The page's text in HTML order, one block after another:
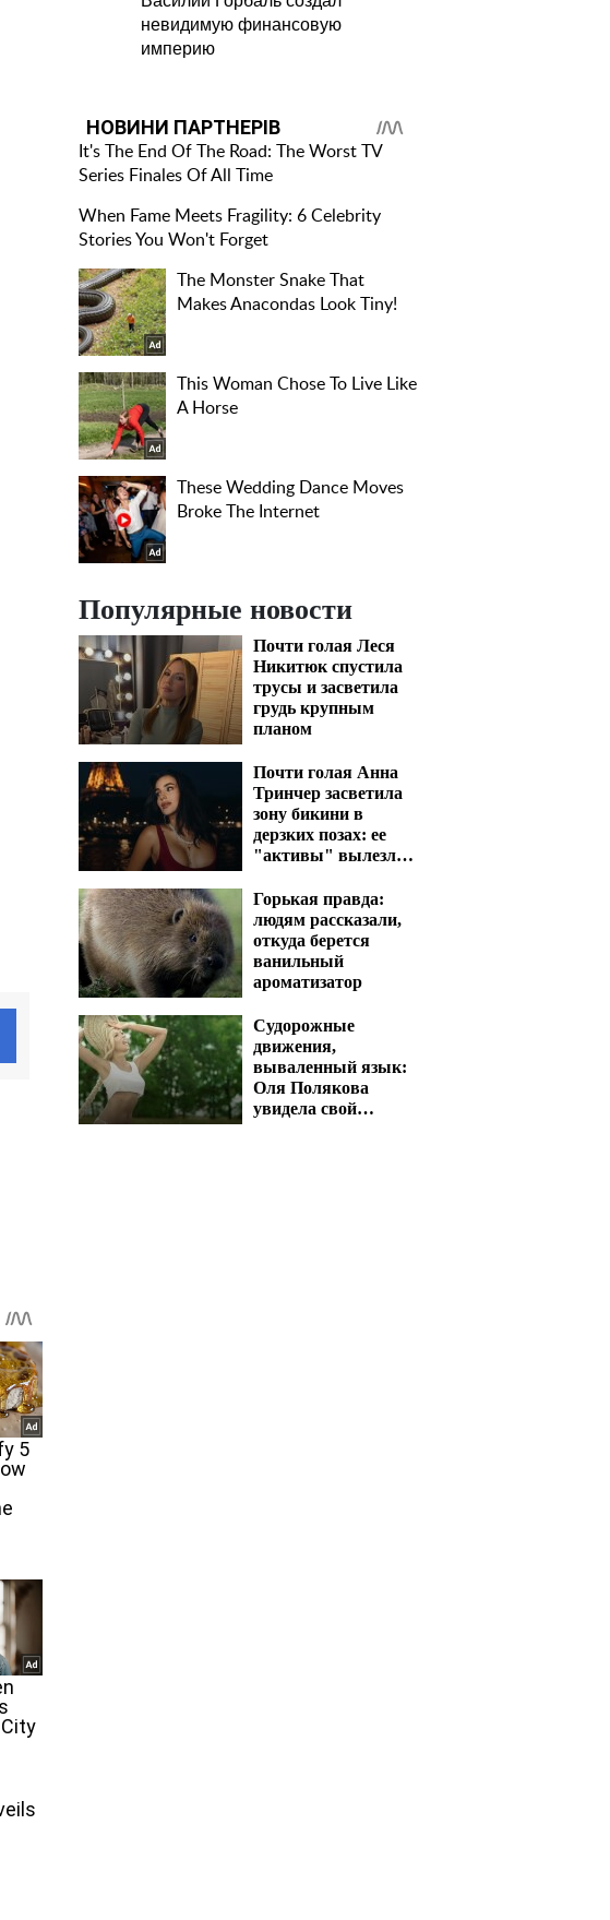
невидимую финансовую
империю
Популярные новости
Почти голая Леся
Никитюк спустила
трусы и засветила
грудь крупным
планом
Почти голая Анна
Тринчер засветила
зону бикини в
дерзких позах: ее
"активы" вылезли
Горькая правда:
людям рассказали,
откуда берется
ванильный
ароматизатор
Судорожные
движения,
вываленный язык:
Оля Полякова
увидела свой